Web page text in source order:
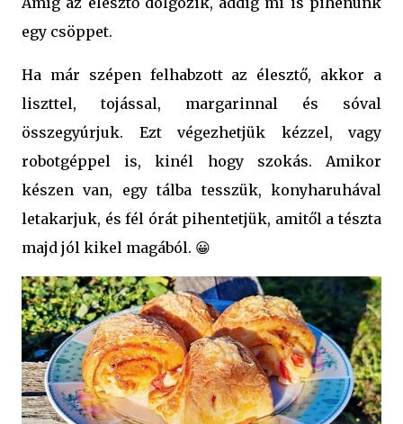
egy csöppet.
Ha már szépen felhabzott az élesztő, akkor a
liszttel, tojással, margarinnal és sóval
összegyúrjuk. Ezt végezhetjük kézzel, vagy
robotgéppel is, kinél hogy szokás. Amikor
készen van, egy tálba tesszük, konyharuhával
letakarjuk, és fél órát pihentetjük, amitől a tészta
majd jól kikel magából. 😀